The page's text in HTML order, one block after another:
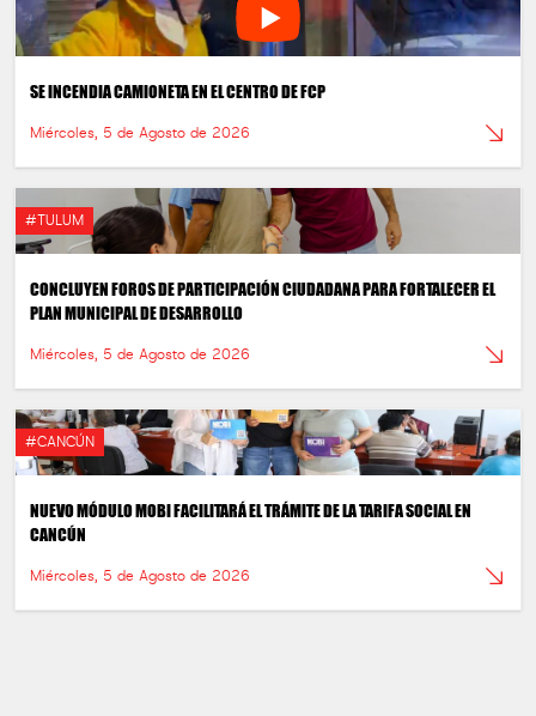
SE INCENDIA CAMIONETA EN EL CENTRO DE FCP
Miércoles, 5 de Agosto de 2026
#TULUM
CONCLUYEN FOROS DE PARTICIPACIÓN CIUDADANA PARA FORTALECER EL
PLAN MUNICIPAL DE DESARROLLO
Miércoles, 5 de Agosto de 2026
#CANCÚN
NUEVO MÓDULO MOBI FACILITARÁ EL TRÁMITE DE LA TARIFA SOCIAL EN
CANCÚN
Miércoles, 5 de Agosto de 2026